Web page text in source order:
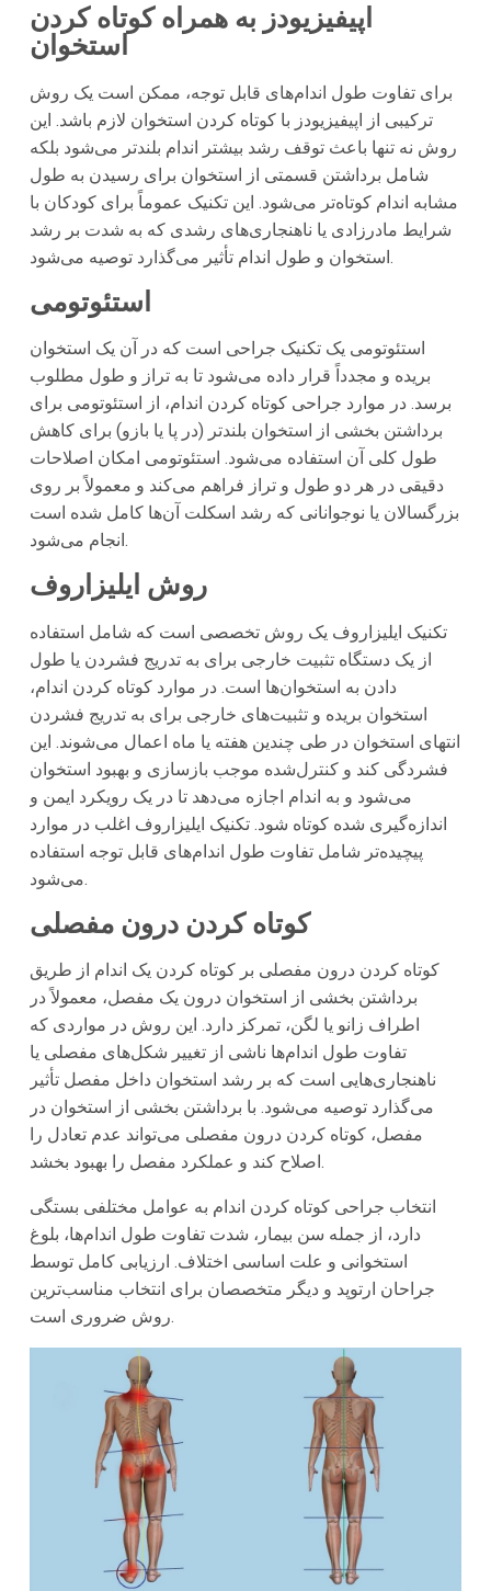
اپیفیزیودز به همراه کوتاه کردن
استخوان
برای تفاوت طول اندام‌های قابل توجه، ممکن است یک روش
ترکیبی از اپیفیزیودز با کوتاه کردن استخوان لازم باشد. این
روش نه تنها باعث توقف رشد بیشتر اندام بلندتر می‌شود بلکه
شامل برداشتن قسمتی از استخوان برای رسیدن به طول
مشابه اندام کوتاه‌تر می‌شود. این تکنیک عموماً برای کودکان با
شرایط مادرزادی یا ناهنجاری‌های رشدی که به شدت بر رشد
استخوان و طول اندام تأثیر می‌گذارد توصیه می‌شود.
استئوتومی
استئوتومی یک تکنیک جراحی است که در آن یک استخوان
بریده و مجدداً قرار داده می‌شود تا به تراز و طول مطلوب
برسد. در موارد جراحی کوتاه کردن اندام، از استئوتومی برای
برداشتن بخشی از استخوان بلندتر (در پا یا بازو) برای کاهش
طول کلی آن استفاده می‌شود. استئوتومی امکان اصلاحات
دقیقی در هر دو طول و تراز فراهم می‌کند و معمولاً بر روی
بزرگسالان یا نوجوانانی که رشد اسکلت آن‌ها کامل شده است
انجام می‌شود.
روش ایلیزاروف
تکنیک ایلیزاروف یک روش تخصصی است که شامل استفاده
از یک دستگاه تثبیت خارجی برای به تدریج فشردن یا طول
دادن به استخوان‌ها است. در موارد کوتاه کردن اندام،
استخوان بریده و تثبیت‌های خارجی برای به تدریج فشردن
انتهای استخوان در طی چندین هفته یا ماه اعمال می‌شوند. این
فشردگی کند و کنترل‌شده موجب بازسازی و بهبود استخوان
می‌شود و به اندام اجازه می‌دهد تا در یک رویکرد ایمن و
اندازه‌گیری شده کوتاه شود. تکنیک ایلیزاروف اغلب در موارد
پیچیده‌تر شامل تفاوت طول اندام‌های قابل توجه استفاده
می‌شود.
کوتاه کردن درون مفصلی
کوتاه کردن درون مفصلی بر کوتاه کردن یک اندام از طریق
برداشتن بخشی از استخوان درون یک مفصل، معمولاً در
اطراف زانو یا لگن، تمرکز دارد. این روش در مواردی که
تفاوت طول اندام‌ها ناشی از تغییر شکل‌های مفصلی یا
ناهنجاری‌هایی است که بر رشد استخوان داخل مفصل تأثیر
می‌گذارد توصیه می‌شود. با برداشتن بخشی از استخوان در
مفصل، کوتاه کردن درون مفصلی می‌تواند عدم تعادل را
اصلاح کند و عملکرد مفصل را بهبود بخشد.
انتخاب جراحی کوتاه کردن اندام به عوامل مختلفی بستگی
دارد، از جمله سن بیمار، شدت تفاوت طول اندام‌ها، بلوغ
استخوانی و علت اساسی اختلاف. ارزیابی کامل توسط
جراحان ارتوپد و دیگر متخصصان برای انتخاب مناسب‌ترین
روش ضروری است.